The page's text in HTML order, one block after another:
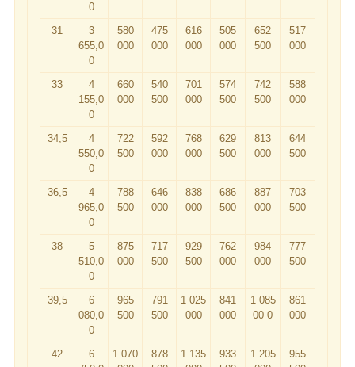
0
31
3
655,0
0
580
000
475
000
616
000
505
000
652
500
517
000
33
4
155,0
0
660
000
540
500
701
000
574
500
742
500
588
000
34,5
4
550,0
0
722
500
592
000
768
000
629
500
813
000
644
500
36,5
4
965,0
0
788
500
646
000
838
000
686
500
887
000
703
500
38
5
510,0
0
875
000
717
500
929
500
762
000
984
000
777
500
39,5
6
080,0
0
965
500
791
500
1 025
000
841
000
1 085
00 0
861
000
42
6
1 070
878
1 135
933
1 205
955